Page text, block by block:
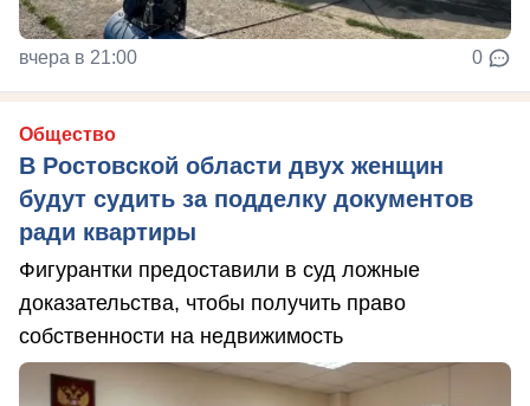
вчера в 21:00 0
Общество
В Ростовской области двух женщин
будут судить за подделку документов
ради квартиры
Фигурантки предоставили в суд ложные
доказательства, чтобы получить право
собственности на недвижимость